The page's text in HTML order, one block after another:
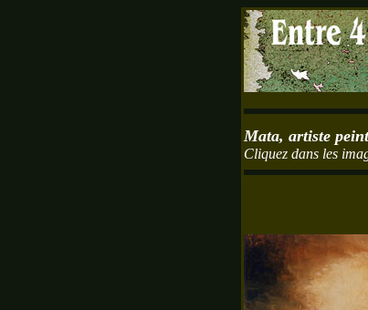
Mata, artiste
Cliquez dans les